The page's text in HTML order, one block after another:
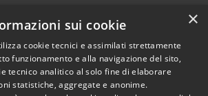
×
sui cookie
cookie tecnici e assimilati strettamente
funzionamento e alla navigazione del sito,
tecnico analitico al solo fine di elaborare
statistiche, aggregate e anonime.